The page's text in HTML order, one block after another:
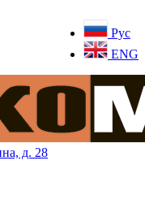
Рус
ENG
д. 28